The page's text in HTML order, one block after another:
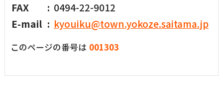
FAX
0494-22-9012
E-mail
kyouiku@town.yokoze.saitama.jp
このページの番号は 001303